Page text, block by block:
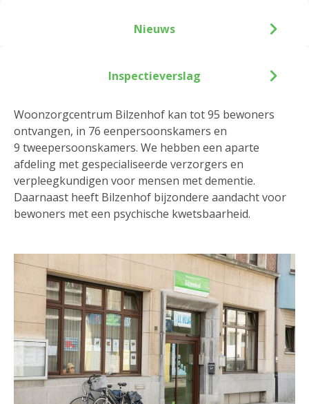
Woonzorgcentrum Bilzenhof kan tot 95 bewoners
ontvangen, in 76 eenpersoonskamers en
9 tweepersoonskamers. We hebben een aparte
afdeling met gespecialiseerde verzorgers en
verpleegkundigen voor mensen met dementie.
Daarnaast heeft Bilzenhof bijzondere aandacht voor
bewoners met een psychische kwetsbaarheid.
Nieuws
Inspectieverslag